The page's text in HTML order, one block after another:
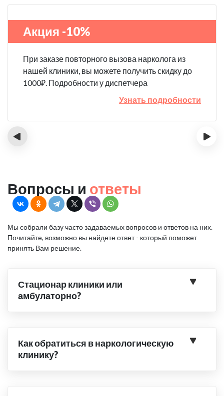
Акция -10%
При заказе повторного вызова нарколога из
нашей клиники, вы можете получить скидку до
1000₽. Подробности у диспетчера
Узнать подробности
‹ ›
Вопросы и ответы
Мы собрали базу часто задаваемых вопросов и ответов на них.
Почитайте, возможно вы найдете ответ - который поможет
принять Вам решение.
Стационар клиники или
амбулаторно?
Как обратиться в наркологическую
клинику?